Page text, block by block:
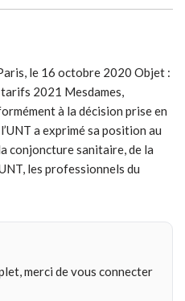
le 16 octobre 2020 Objet :
tarifs 2021 Mesdames,
à la décision prise en
a exprimé sa position au
conjoncture sanitaire, de la
les professionnels du
merci de vous connecter